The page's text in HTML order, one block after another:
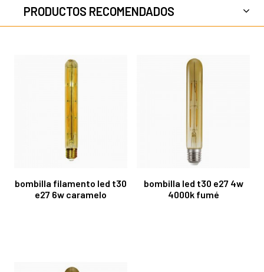
PRODUCTOS RECOMENDADOS
bombilla filamento led t30
e27 6w caramelo
bombilla led t30 e27 4w
4000k fumé